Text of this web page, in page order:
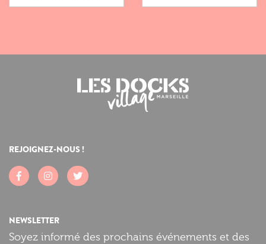
REJOIGNEZ-NOUS !
NEWSLETTER
Soyez informé des prochains événements et des